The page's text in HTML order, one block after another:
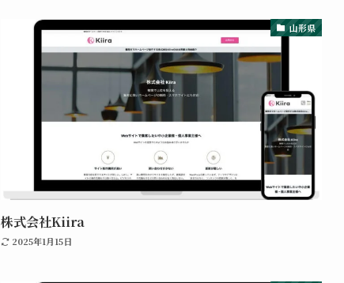
山形県
株式会社Kiira
2025年1月15日